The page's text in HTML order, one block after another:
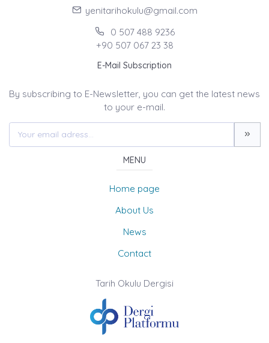
yenitarihokulu@gmail.com
0 507 488 9236
+90 507 067 23 38
E-Mail Subscription
By subscribing to E-Newsletter, you can get the latest news
to your e-mail.
MENU
Home page
About Us
News
Contact
Tarih Okulu Dergisi